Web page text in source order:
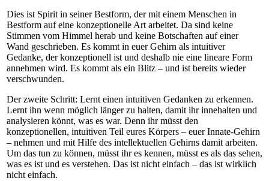
Dies ist Spirit in seiner Bestform, der mit einem Menschen in
Bestform auf eine konzeptionelle Art arbeitet. Da sind keine
Stimmen vom Himmel herab und keine Botschaften auf einer
Wand geschrieben. Es kommt in euer Gehirn als intuitiver
Gedanke, der konzeptionell ist und deshalb nie eine lineare Form
annehmen wird. Es kommt als ein Blitz – und ist bereits wieder
verschwunden.
Der zweite Schritt: Lernt einen intuitiven Gedanken zu erkennen.
Lernt ihn wenn möglich länger zu halten, damit ihr innehalten und
analysieren könnt, was es war. Denn ihr müsst den
konzeptionellen, intuitiven Teil eures Körpers – euer Innate-Gehirn
– nehmen und mit Hilfe des intellektuellen Gehirns damit arbeiten.
Um das tun zu können, müsst ihr es kennen, müsst es als das sehen,
was es ist und es verstehen. Das ist nicht einfach – das ist wirklich
nicht einfach.